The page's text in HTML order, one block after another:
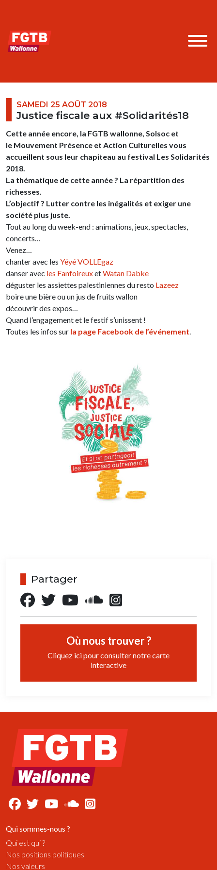
SAMEDI 25 AOÛT 2018
Justice fiscale aux #Solidarités18
Cette année encore, la FGTB wallonne, Solsoc et
le Mouvement Présence et Action Culturelles vous
accueillent sous leur chapiteau au festival Les Solidarités
2018.
La thématique de cette année ? La répartition des
richesses.
L’objectif ? Lutter contre les inégalités et exiger une
société plus juste.
Tout au long du week-end : animations, jeux, spectacles,
concerts…
Venez…
chanter avec les YéyéVOLLEgaz
danser avec les FanfoireuxetWatan Dabke
déguster les assiettes palestiniennes du resto Lazeez
boire une bière ou un jus de fruits wallon
découvrir des expos…
Quand l’engagement et le festif s’unissent !
Toutes les infos sur la page Facebook de l’événement.
Partager
Où nous trouver ?
Cliquez ici pour consulter notre carte
interactive
Qui sommes-nous ?
Qui est qui ?
Nos positions politiques
Nos valeurs